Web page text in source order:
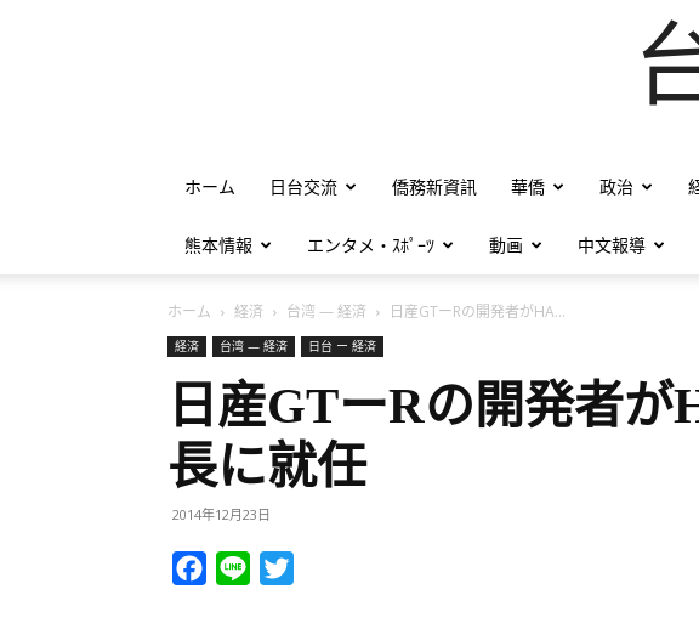
ホーム 日台交流 僑務新資訊 華僑 政治
熊本情報 エンタメ・ｽﾎﾟｰﾂ 動画 中文報導
ホーム 経済 台湾 — 経済 日産GTーRの開発者がHA...
経済 台湾 — 経済 日台 ー 経済
日産GTーRの開発者
長に就任
2014年12月23日
Facebook
Line